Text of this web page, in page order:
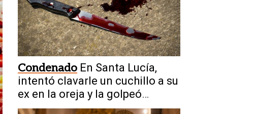
Condenado En Santa Lucía,
intentó clavarle un cuchillo a su
ex en la oreja y la golpeó
brutalmente